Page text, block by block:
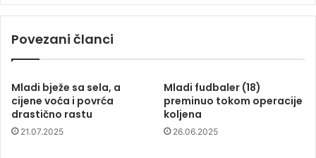
Povezani članci
Mladi bježe sa sela, a
cijene voća i povrća
drastično rastu
21.07.2025
Mladi fudbaler (18)
preminuo tokom operacije
koljena
26.06.2025